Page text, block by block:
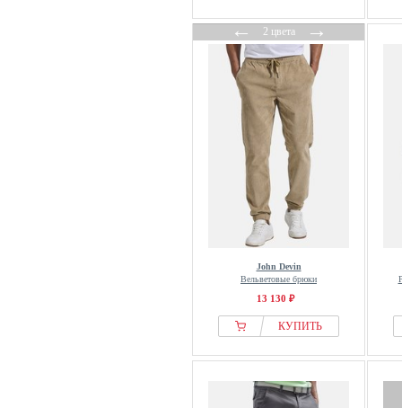
←2 цвета→
John Devin
Вельветовые брюки
13 130 ₽
КУПИТЬ